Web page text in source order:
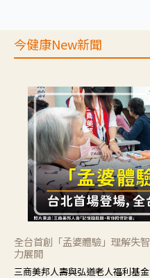
今健康New新聞
全台首創「孟婆體驗」理解失
力展開
三商美邦人壽與弘道老人福利基